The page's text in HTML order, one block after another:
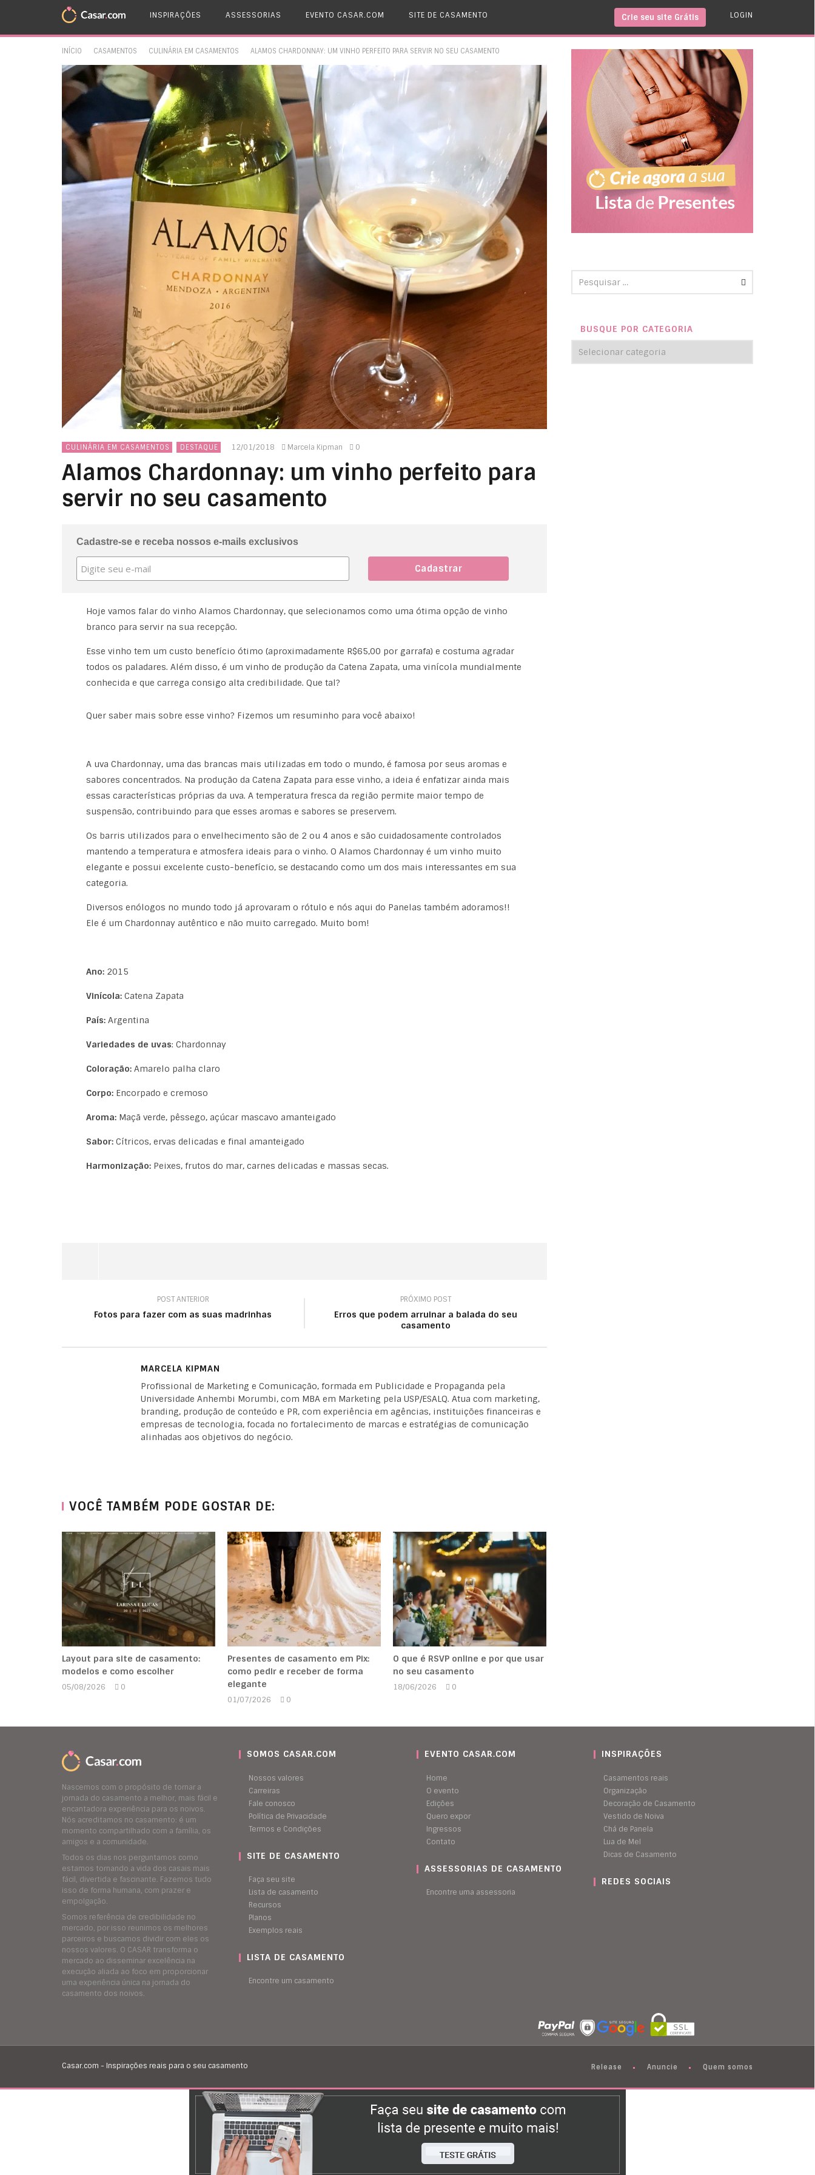
INSPIRAÇÕES ASSESSORIAS EVENTO CASAR.COM SITE DE CASAMENTO LOGIN
Crie seu site Grátis
INÍCIO CASAMENTOS CULINÁRIA EM CASAMENTOS ALAMOS CHARDONNAY: UM VINHO PERFEITO PARA SERVIR NO SEU CASAMENTO
CULINÁRIA EM CASAMENTOS DESTAQUE 12/01/2018 Marcela Kipman 0
Alamos Chardonnay: um vinho perfeito para
servir no seu casamento
Cadastre-se e receba nossos e-mails exclusivos
Hoje vamos falar do vinho Alamos Chardonnay, que selecionamos como uma ótima opção de vinho
branco para servir na sua recepção.
Esse vinho tem um custo benefício ótimo (aproximadamente R$65,00 por garrafa) e costuma agradar
todos os paladares. Além disso, é um vinho de produção da Catena Zapata, uma vinícola mundialmente
conhecida e que carrega consigo alta credibilidade. Que tal?
Quer saber mais sobre esse vinho? Fizemos um resuminho para você abaixo!
A uva Chardonnay, uma das brancas mais utilizadas em todo o mundo, é famosa por seus aromas e
sabores concentrados. Na produção da Catena Zapata para esse vinho, a ideia é enfatizar ainda mais
essas características próprias da uva. A temperatura fresca da região permite maior tempo de
suspensão, contribuindo para que esses aromas e sabores se preservem.
Os barris utilizados para o envelhecimento são de 2 ou 4 anos e são cuidadosamente controlados
mantendo a temperatura e atmosfera ideais para o vinho. O Alamos Chardonnay é um vinho muito
elegante e possui excelente custo-benefício, se destacando como um dos mais interessantes em sua
categoria.
Diversos enólogos no mundo todo já aprovaram o rótulo e nós aqui do Panelas também adoramos!!
Ele é um Chardonnay autêntico e não muito carregado. Muito bom!
Ano:2015
Vinícola: Catena Zapata
País:Argentina
Variedades de uvas: Chardonnay
Coloração: Amarelo palha claro
Corpo:Encorpado e cremoso
Aroma: Maçã verde, pêssego, açúcar mascavo amanteigado
Sabor: Cítricos, ervas delicadas e final amanteigado
Harmonização: Peixes, frutos do mar, carnes delicadas e massas secas.
POST ANTERIOR
Fotos para fazer com as suas madrinhas
PRÓXIMO POST
Erros que podem arruinar a balada do seu
casamento
MARCELA KIPMAN
Profissional de Marketing e Comunicação, formada em Publicidade e Propaganda pela
Universidade Anhembi Morumbi, com MBA em Marketing pela USP/ESALQ. Atua com marketing,
branding, produção de conteúdo e PR, com experiência em agências, instituições financeiras e
empresas de tecnologia, focada no fortalecimento de marcas e estratégias de comunicação
alinhadas aos objetivos do negócio.
VOCÊ TAMBÉM PODE GOSTAR DE:
Layout para site de casamento:
modelos e como escolher
05/08/2026
0
Presentes de casamento em Pix:
como pedir e receber de forma
elegante
01/07/2026
0
O que é RSVP online e por que usar
no seu casamento
18/06/2026
0
BUSQUE POR CATEGORIA
Nascemos com o propósito de tornar a
jornada do casamento a melhor, mais fácil e
encantadora experiência para os noivos.
Nós acreditamos no casamento: é um
momento compartilhado com a família, os
amigos e a comunidade.
Todos os dias nos perguntamos como
estamos tornando a vida dos casais mais
fácil, divertida e fascinante. Fazemos tudo
isso de forma humana, com prazer e
empolgação.
Somos referência de credibilidade no
mercado, por isso reunimos os melhores
parceiros e buscamos dividir com eles os
nossos valores. O CASAR transforma o
mercado ao disseminar excelência na
execução aliada ao foco em proporcionar
uma experiência única na jornada do
casamento dos noivos.
SOMOS CASAR.COM
Nossos valores
Carreiras
Fale conosco
Política de Privacidade
Termos e Condições
SITE DE CASAMENTO
Faça seu site
Lista de casamento
Recursos
Planos
Exemplos reais
LISTA DE CASAMENTO
Encontre um casamento
EVENTO CASAR.COM
Home
O evento
Edições
Quero expor
Ingressos
Contato
ASSESSORIAS DE CASAMENTO
Encontre uma assessoria
INSPIRAÇÕES
Casamentos reais
Organização
Decoração de Casamento
Vestido de Noiva
Chá de Panela
Lua de Mel
Dicas de Casamento
REDES SOCIAIS
Casar.com - Inspirações reais para o seu casamento Release Anuncie Quem somos